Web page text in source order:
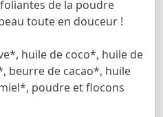
de la poudre
toute en douceur !
huile de coco*, huile de
beurre de cacao*, huile
poudre et flocons